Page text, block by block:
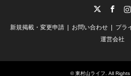
新規掲載・変更申請 お問い合わせ プラ
運営会社
©東村山ライフ . All